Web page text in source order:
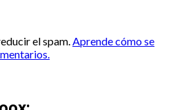
el spam.Aprende cómo se